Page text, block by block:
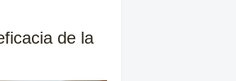
de la